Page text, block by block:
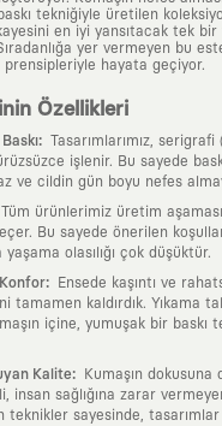
tekniğiyle üretilen
en iyi yansıtacak tek
yer vermeyen bu
hayata geçiyor.
Özellikleri
: Tasarımlarımız,
işlenir. Bu sayede
ve cildin gün boyu nefes
Tüm ürünlerimiz üretim
Bu sayede önerilen
olasılığı çok düşüktür.
:
Ensede kaşıntı ve
tamamen kaldırdık. Yıkama
içine, yumuşak bir baskı
Kalite:
Kumaşın dokusuna
insan sağlığına zarar
teknikler sayesinde, tasarımlar